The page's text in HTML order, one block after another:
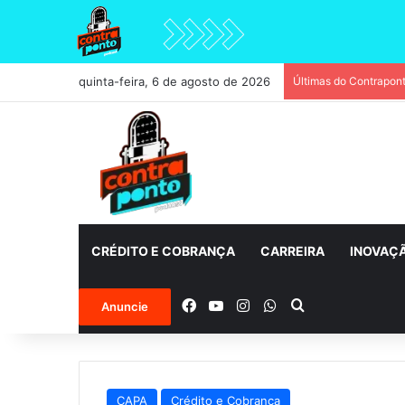
quinta-feira, 6 de agosto de 2026 Últimas do
CRÉDITO E COBRANÇA CARREIRA
Anuncie Facebook
YouTubeInstagramWhatsApp
Procurar por
CAPA Crédito e Cobrança